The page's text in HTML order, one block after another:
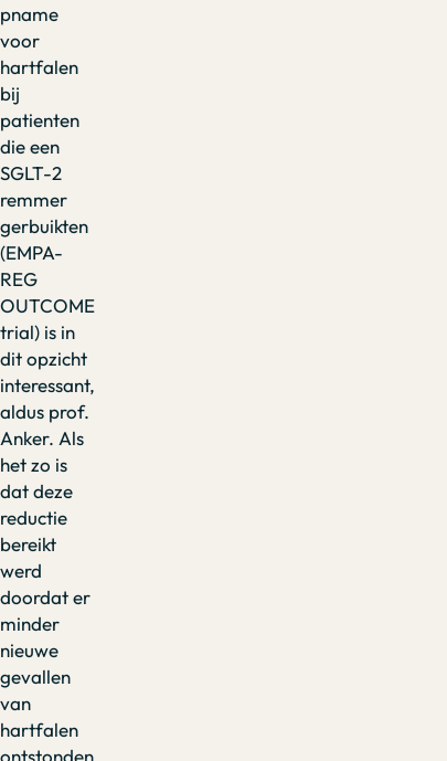
pname
voor
hartfalen
bij
patienten
die een
SGLT-2
remmer
gerbuikten
(EMPA-
REG
OUTCOME
trial) is in
dit opzicht
interessant,
aldus prof.
Anker. Als
het zo is
dat deze
reductie
bereikt
werd
doordat er
minder
nieuwe
gevallen
van
hartfalen
ontstonden